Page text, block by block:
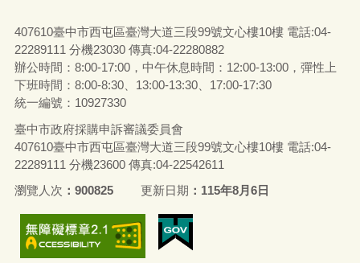
407610臺中市西屯區臺灣大道三段99號文心樓10樓 電話:04-
22289111 分機23030 傳真:04-22280882
辦公時間：8:00-17:00，中午休息時間：12:00-13:00，彈性上
下班時間：8:00-8:30、13:00-13:30、17:00-17:30
統一編號：10927330
臺中市政府採購申訴審議委員會
407610臺中市西屯區臺灣大道三段99號文心樓10樓 電話:04-
22289111 分機23600 傳真:04-22542611
瀏覽人次
900825 更新日期 115年8月6日